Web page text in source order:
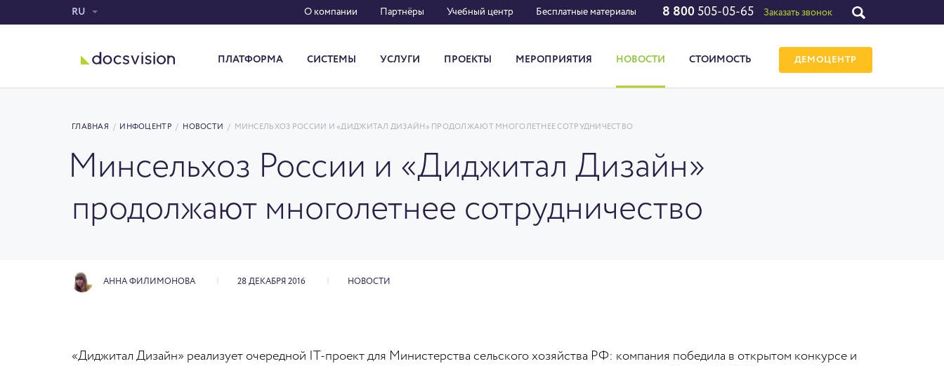
RU О компании Партнёры Учебный центр Бесплатные материалы 8 800 505-05-65 Заказать звонок
ПЛАТФОРМА СИСТЕМЫ УСЛУГИ ПРОЕКТЫ МЕРОПРИЯТИЯ НОВОСТИ СТОИМОСТЬ ДЕМОЦЕНТР
ГЛАВНАЯ / ИНФОЦЕНТР / НОВОСТИ / МИНСЕЛЬХОЗ РОССИИ И «ДИДЖИТАЛ ДИЗАЙН» ПРОДОЛЖАЮТ МНОГОЛЕТНЕЕ СОТРУДНИЧЕСТВО
Минсельхоз России и «Диджитал Дизайн»
продолжают многолетнее сотрудничество
АННА ФИЛИМОНОВА 28 ДЕКАБРЯ 2016 НОВОСТИ
«Диджитал Дизайн» реализует очередной IT-проект для Министерства сельского хозяйства РФ: компания победила в открытом конкурсе и